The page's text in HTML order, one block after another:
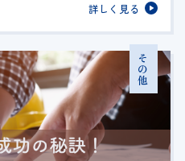
詳しく見る
その他